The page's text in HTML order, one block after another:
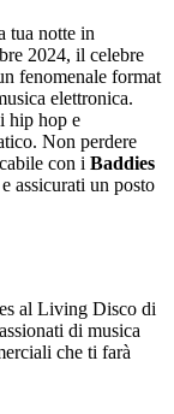
tua notte in
2024, il celebre
fenomenale format
elettronica.
hip hop e
Non perdere
con i Baddies
assicurati un posto
al Living Disco di
di musica
che ti farà